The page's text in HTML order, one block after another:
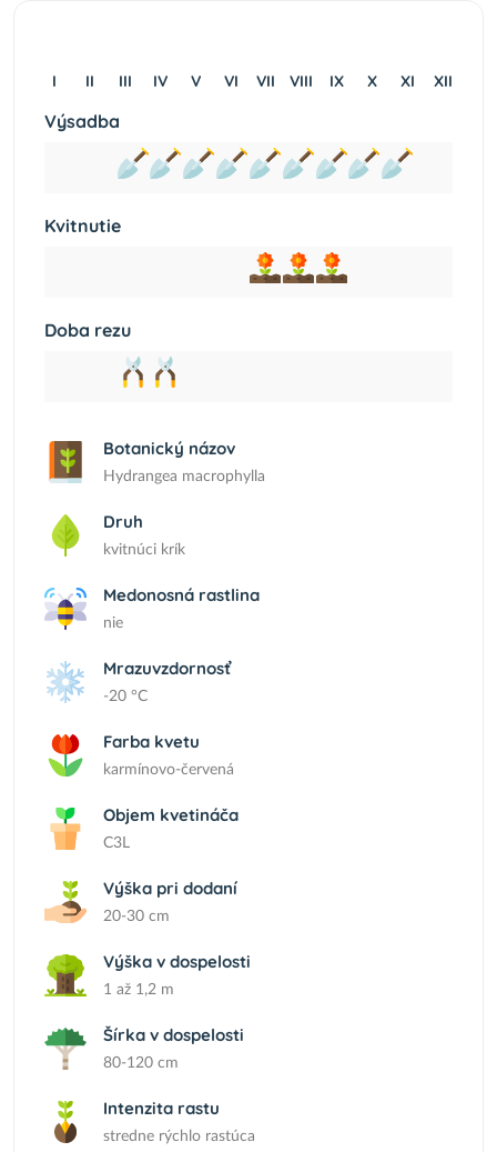
I II III IV V VI VII VIII IX X XI XII
Výsadba
Kvitnutie
Doba rezu
Botanický názov
Hydrangea macrophylla
Druh
kvitnúci krík
Medonosná rastlina
nie
Mrazuvzdornosť
-20 °C
Farba kvetu
karmínovo-červená
Objem kvetináča
C3L
Výška pri dodaní
20-30 cm
Výška v dospelosti
1 až 1,2 m
Šírka v dospelosti
80-120 cm
Intenzita rastu
stredne rýchlo rastúca